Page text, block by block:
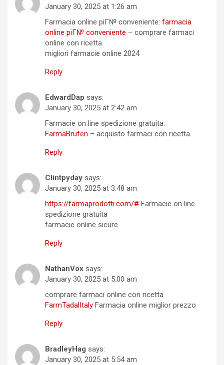
January 30, 2025 at 1:26 am
Farmacia online piГ№ conveniente: farmacia
online piГ№ conveniente – comprare farmaci
online con ricetta
migliori farmacie online 2024
Reply
EdwardDap says:
January 30, 2025 at 2:42 am
Farmacie on line spedizione gratuita:
FarmaBrufen – acquisto farmaci con ricetta
Reply
Clintpyday says:
January 30, 2025 at 3:48 am
https://farmaprodotti.com/# Farmacie on line
spedizione gratuita
farmacie online sicure
Reply
NathanVox says:
January 30, 2025 at 5:00 am
comprare farmaci online con ricetta
FarmTadalItaly Farmacia online miglior prezzo
Reply
BradleyHag says:
January 30, 2025 at 5:54 am